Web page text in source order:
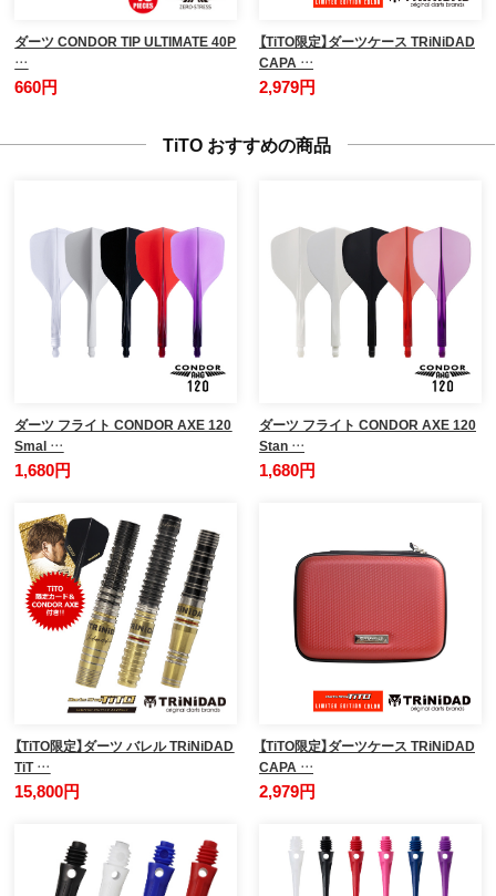
ダーツ CONDOR TIP ULTIMATE 40P
…
660円
【TiTO限定】ダーツケース TRiNiDAD
CAPA …
2,979円
TiTO おすすめの商品
ダーツ フライト CONDOR AXE 120
Smal …
1,680円
ダーツ フライト CONDOR AXE 120
Stan …
1,680円
【TiTO限定】ダーツ バレル TRiNiDAD
TiT …
15,800円
【TiTO限定】ダーツケース TRiNiDAD
CAPA …
2,979円